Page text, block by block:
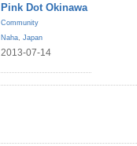
Pink Dot Okinawa
Community
Naha, Japan
2013-07-14